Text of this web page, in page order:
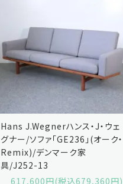
Hans J.Wegnerハンス・J・ウェ
グナー/ソファ「GE235」(オーク/
ハリンダル・RE)/デンマーク家
具/J258-2
629,200円(税込692,120円)